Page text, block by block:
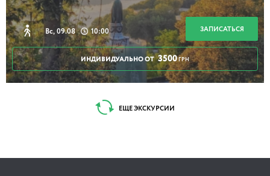
Вс, 09.08 10:00 ЗАПИСАТЬСЯ
ИНДИВИДУАЛЬНО ОТ 3500 ГРН
ЕЩЕ ЭКСКУРСИИ